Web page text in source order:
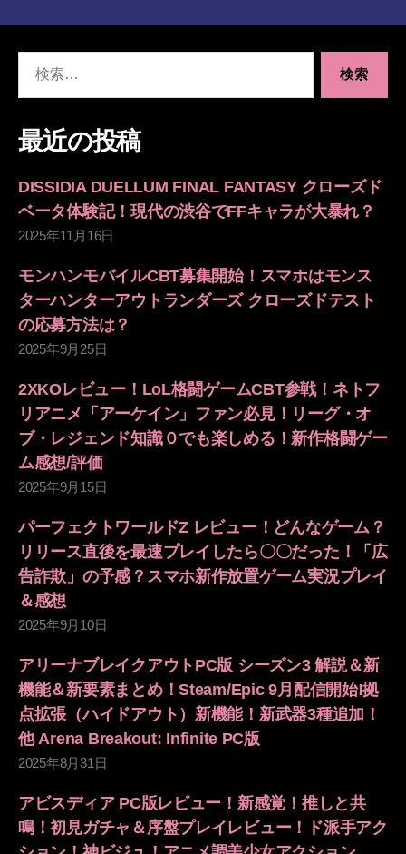
象:
最近の投稿
DISSIDIA DUELLUM FINAL FANTASY クローズド
ベータ体験記！現代の渋谷でFFキャラが大暴れ？
2025年11月16日
モンハンモバイルCBT募集開始！スマホはモンス
ターハンターアウトランダーズ クローズドテスト
の応募方法は？
2025年9月25日
2XKOレビュー！LoL格闘ゲームCBT参戦！ネトフ
リアニメ「アーケイン」ファン必見！リーグ・オ
ブ・レジェンド知識０でも楽しめる！新作格闘ゲー
ム感想/評価
2025年9月15日
パーフェクトワールドZ レビュー！どんなゲーム？
リリース直後を最速プレイしたら〇〇だった！「広
告詐欺」の予感？スマホ新作放置ゲーム実況プレイ
＆感想
2025年9月10日
アリーナブレイクアウトPC版 シーズン3 解説＆新
機能＆新要素まとめ！Steam/Epic 9月配信開始!拠
点拡張（ハイドアウト）新機能！新武器3種追加！
他 Arena Breakout: Infinite PC版
2025年8月31日
アビスディア PC版レビュー！新感覚！推しと共
鳴！初見ガチャ＆序盤プレイレビュー！ド派手アク